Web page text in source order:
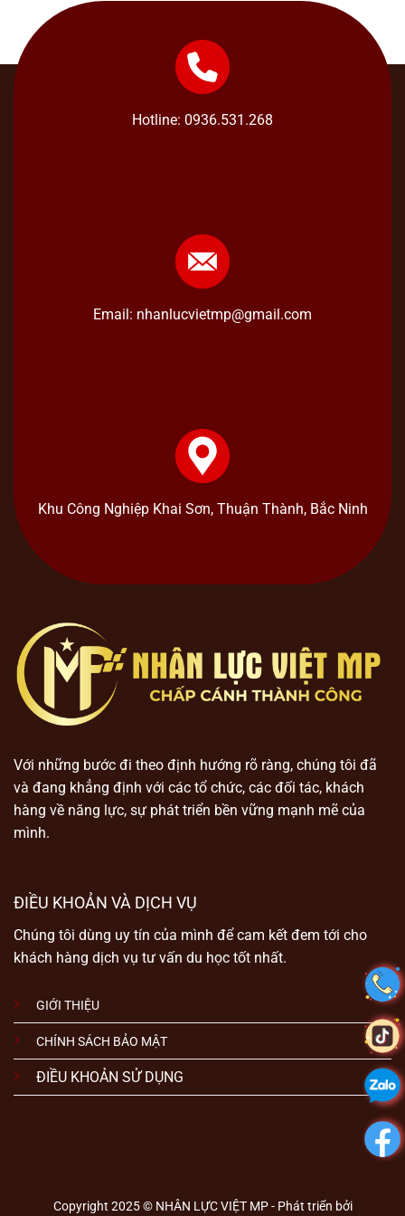
Hotline: 0936.531.268
Email: nhanlucvietmp@gmail.com
Khu Công Nghiệp Khai Sơn, Thuận Thành, Bắc Ninh
Với những bước đi theo định hướng rõ ràng, chúng tôi đã
và đang khẳng định với các tổ chức, các đối tác, khách
hàng về năng lực, sự phát triển bền vững mạnh mẽ của
mình.
ĐIỀU KHOẢN VÀ DỊCH VỤ
Chúng tôi dùng uy tín của mình để cam kết đem tới cho
khách hàng dịch vụ tư vấn du học tốt nhất.
GIỚI THIỆU
CHÍNH SÁCH BẢO MẬT
ĐIỀU KHOẢN SỬ DỤNG
Copyright 2025 © NHÂN LỰC VIỆT MP - Phát triển bởi